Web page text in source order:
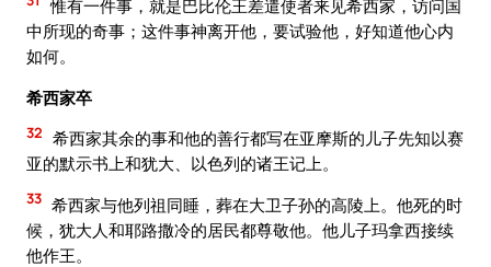
惟有一件事，就是巴比伦王差遣使者来见希西家，访问国
中所现的奇事；这件事神离开他，要试验他，好知道他心内
如何。
希西家卒
32 希西家其余的事和他的善行都写在亚摩斯的儿子先知以赛
亚的默示书上和犹大、以色列的诸王记上。
33 希西家与他列祖同睡，葬在大卫子孙的高陵上。他死的时
候，犹大人和耶路撒冷的居民都尊敬他。他儿子玛拿西接续
他作王。